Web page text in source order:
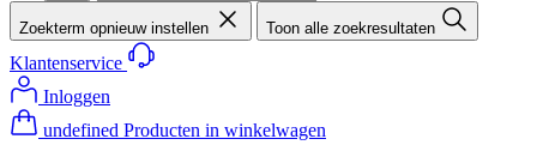
Zoekterm opnieuw instellen Toon alle zoekresultaten
Klantenservice
Inloggen
undefined Producten in winkelwagen